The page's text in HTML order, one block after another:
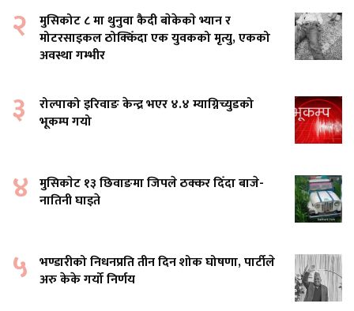
२
मुसिकोट ८ मा थुनुवा कैदी बाेकेकाे भ्यान र
मोटरसाइकल ठोक्किँदा एक युवकको मृत्यु, एकको
अवस्था गम्भीर
३
रोल्पाको इरिवाङ केन्द्र भएर ४.४ म्याग्निच्युडको
भूकम्प गयो
४ मुसिकाेट १३ छिवाङमा जिपले ठक्कर दिँदा बाजे-
नातिनी घाइते
५ भण्डारीको निधनप्रति तीन दिन शोक घोषणा, पार्टीले
अरु केके गर्यो निर्णय